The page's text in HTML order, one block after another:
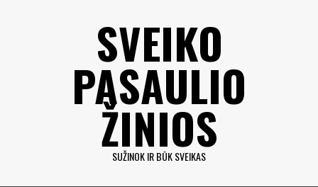
SVEIKO
PASAULIO
ŽINIOS
SUŽINOK IR BŪK SVEIKAS